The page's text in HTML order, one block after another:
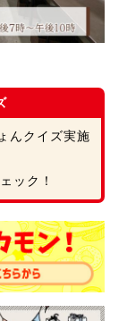
んクイズ実施
ック！